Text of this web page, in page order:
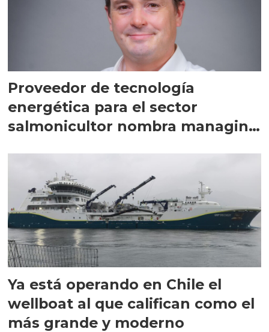
Proveedor de tecnología
energética para el sector
salmonicultor nombra managing
Ya está operando en Chile el
wellboat al que califican como el
más grande y moderno